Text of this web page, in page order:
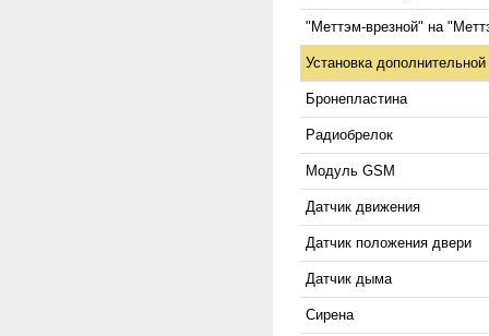
"Меттэм-врезной" на
Установка
Бронепластина
Радиобрелок
Модуль GSM
Датчик движения
Датчик положения двери
Датчик дыма
Сирена